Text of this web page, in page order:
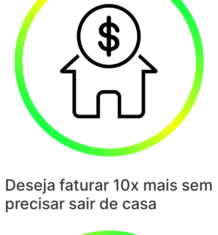
Deseja faturar 10x mais sem
precisar sair de casa